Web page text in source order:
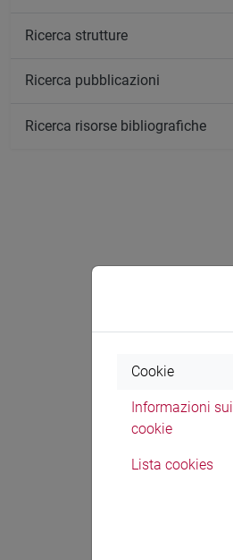
Ricerca strutture
Ricerca pubblicazioni
Ricerca risorse bibliografiche
Cookie
Informazioni sui
cookie
Lista cookies